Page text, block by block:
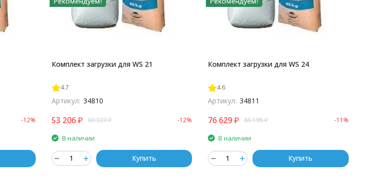
-12%
Комплект загрузки для WS 21
4.7
Артикул: 34810
53 206₽ 60 323₽ -12%
В наличии
Купить
Комплект загрузки для WS 24
4.6
Артикул: 34811
76 629₽ 86 195₽ -11%
В наличии
Купить